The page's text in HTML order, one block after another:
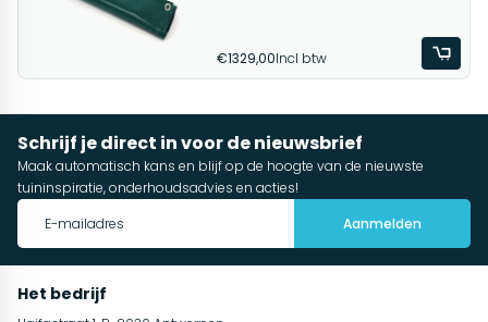
€1329,00Incl btw
Schrijf je direct in voor de nieuwsbrief
Maak automatisch kans en blijf op de hoogte van de nieuwste
tuininspiratie, onderhoudsadvies en acties!
Aanmelden
Het bedrijf